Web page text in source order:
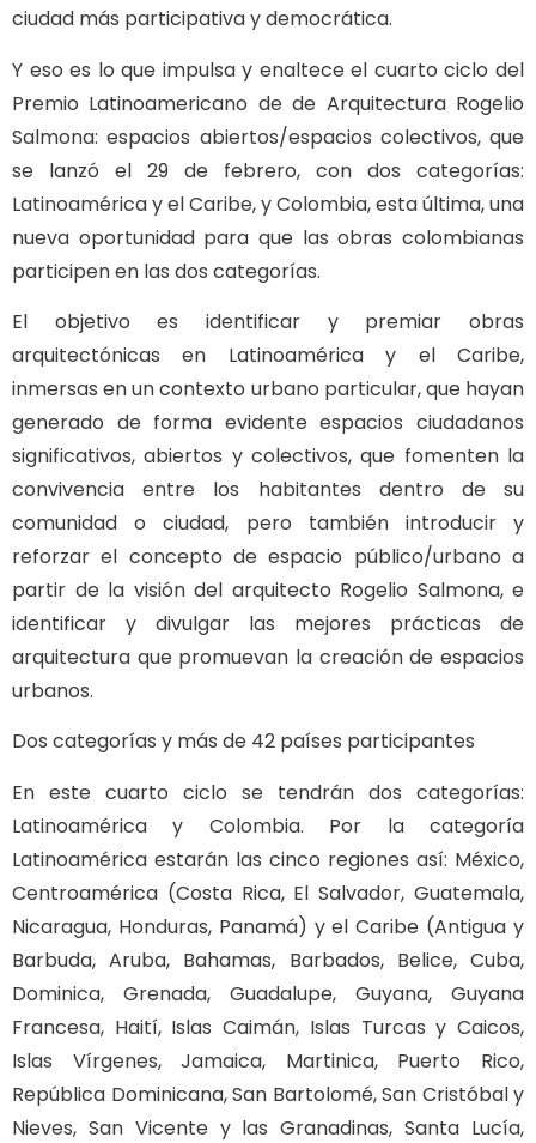
ciudad más participativa y democrática.
Y eso es lo que impulsa y enaltece el cuarto ciclo del
Premio Latinoamericano de de Arquitectura Rogelio
Salmona: espacios abiertos/espacios colectivos, que
se lanzó el 29 de febrero, con dos categorías:
Latinoamérica y el Caribe, y Colombia, esta última, una
nueva oportunidad para que las obras colombianas
participen en las dos categorías.
El objetivo es identificar y premiar obras
arquitectónicas en Latinoamérica y el Caribe,
inmersas en un contexto urbano particular, que hayan
generado de forma evidente espacios ciudadanos
significativos, abiertos y colectivos, que fomenten la
convivencia entre los habitantes dentro de su
comunidad o ciudad, pero también introducir y
reforzar el concepto de espacio público/urbano a
partir de la visión del arquitecto Rogelio Salmona, e
identificar y divulgar las mejores prácticas de
arquitectura que promuevan la creación de espacios
urbanos.
Dos categorías y más de 42 países participantes
En este cuarto ciclo se tendrán dos categorías:
Latinoamérica y Colombia. Por la categoría
Latinoamérica estarán las cinco regiones así: México,
Centroamérica (Costa Rica, El Salvador, Guatemala,
Nicaragua, Honduras, Panamá) y el Caribe (Antigua y
Barbuda, Aruba, Bahamas, Barbados, Belice, Cuba,
Dominica, Grenada, Guadalupe, Guyana, Guyana
Francesa, Haití, Islas Caimán, Islas Turcas y Caicos,
Islas Vírgenes, Jamaica, Martinica, Puerto Rico,
República Dominicana, San Bartolomé, San Cristóbal y
Nieves, San Vicente y las Granadinas, Santa Lucía,